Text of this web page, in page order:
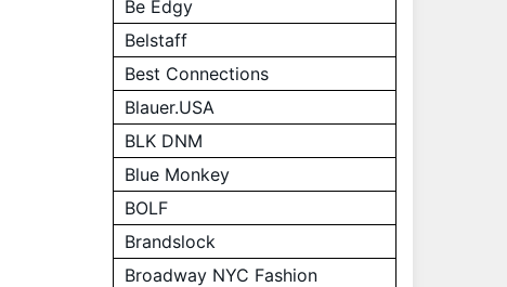
Be Edgy
Belstaff
Best Connections
Blauer.USA
BLK DNM
Blue Monkey
BOLF
Brandslock
Broadway NYC Fashion